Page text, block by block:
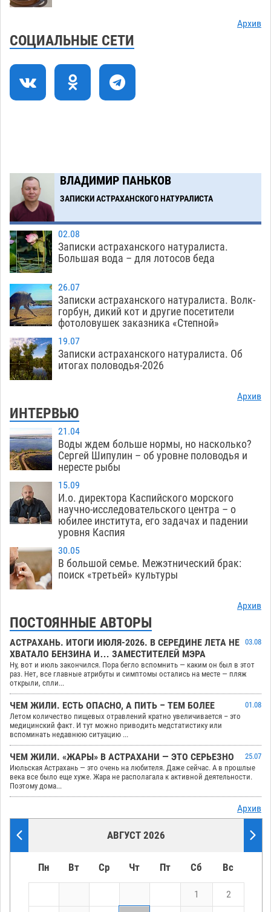
нелегалов прямым рейсом из Шереметьево
11:08 Как астраханцы назвали своих детей в июле
Загрузить еще
Архив
СОЦИАЛЬНЫЕ СЕТИ
ВЛАДИМИР ПАНЬКОВ
ЗАПИСКИ АСТРАХАНСКОГО НАТУРАЛИСТА
02.08
Записки астраханского натуралиста.
Большая вода – для лотосов беда
26.07
Записки астраханского натуралиста. Волк-
горбун, дикий кот и другие посетители
фотоловушек заказника «Степной»
19.07
Записки астраханского натуралиста. Об
итогах половодья-2026
Архив
ИНТЕРВЬЮ
21.04
Воды ждем больше нормы, но насколько?
Сергей Шипулин – об уровне половодья и
нересте рыбы
15.09
И.о. директора Каспийского морского
научно-исследовательского центра – о
юбилее института, его задачах и падении
уровня Каспия
30.05
В большой семье. Межэтнический брак:
поиск «третьей» культуры
Архив
ПОСТОЯННЫЕ АВТОРЫ
АСТРАХАНЬ. ИТОГИ ИЮЛЯ-2026. В СЕРЕДИНЕ ЛЕТА НЕ
ХВАТАЛО БЕНЗИНА И… ЗАМЕСТИТЕЛЕЙ МЭРА
03.08
Ну, вот и июль закончился. Пора бегло вспомнить — каким он был в этот
раз. Нет, все главные атрибуты и симптомы остались на месте — пляж
открыли, спли...
ЧЕМ ЖИЛИ. ЕСТЬ ОПАСНО, А ПИТЬ – ТЕМ БОЛЕЕ
01.08
Летом количество пищевых отравлений кратно увеличивается – это
медицинский факт. И тут можно приводить медстатистику или
вспоминать недавнюю ситуацию ...
ЧЕМ ЖИЛИ. «ЖАРЫ» В АСТРАХАНИ — ЭТО СЕРЬЕЗНО
25.07
Июльская Астрахань — это очень на любителя. Даже сейчас. А в прошлые
века все было еще хуже. Жара не располагала к активной деятельности.
Поэтому дома...
Архив
АВГУСТ 2026
Пн Вт Ср Чт Пт Сб Вс
1 2